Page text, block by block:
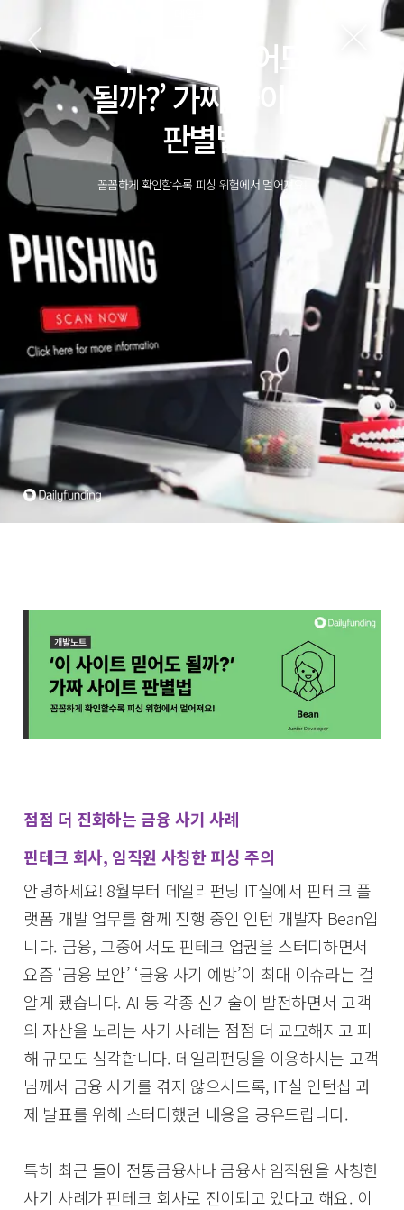
‘이 사이트 믿어도
될까?’ 가짜 사이트
판별법
꼼꼼하게 확인할수록 피싱 위험에서 멀어져요!
점점 더 진화하는 금융 사기 사례
핀테크 회사, 임직원 사칭한 피싱 주의
안녕하세요! 8월부터 데일리펀딩 IT실에서 핀테크 플
랫폼 개발 업무를 함께 진행 중인 인턴 개발자 Bean입
니다. 금융, 그중에서도 핀테크 업권을 스터디하면서
요즘 ‘금융 보안’ ‘금융 사기 예방’이 최대 이슈라는 걸
알게 됐습니다. AI 등 각종 신기술이 발전하면서 고객
의 자산을 노리는 사기 사례는 점점 더 교묘해지고 피
해 규모도 심각합니다. 데일리펀딩을 이용하시는 고객
님께서 금융 사기를 겪지 않으시도록, IT실 인턴십 과
제 발표를 위해 스터디했던 내용을 공유드립니다.
특히 최근 들어 전통금융사나 금융사 임직원을 사칭한
사기 사례가 핀테크 회사로 전이되고 있다고 해요. 이